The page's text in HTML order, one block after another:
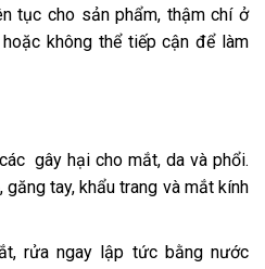
tục cho sản phẩm, thậm chí ở
không thể tiếp cận để làm
gây hại cho mắt, da và phổi.
găng tay, khẩu trang và mắt kính
rửa ngay lập tức bằng nước